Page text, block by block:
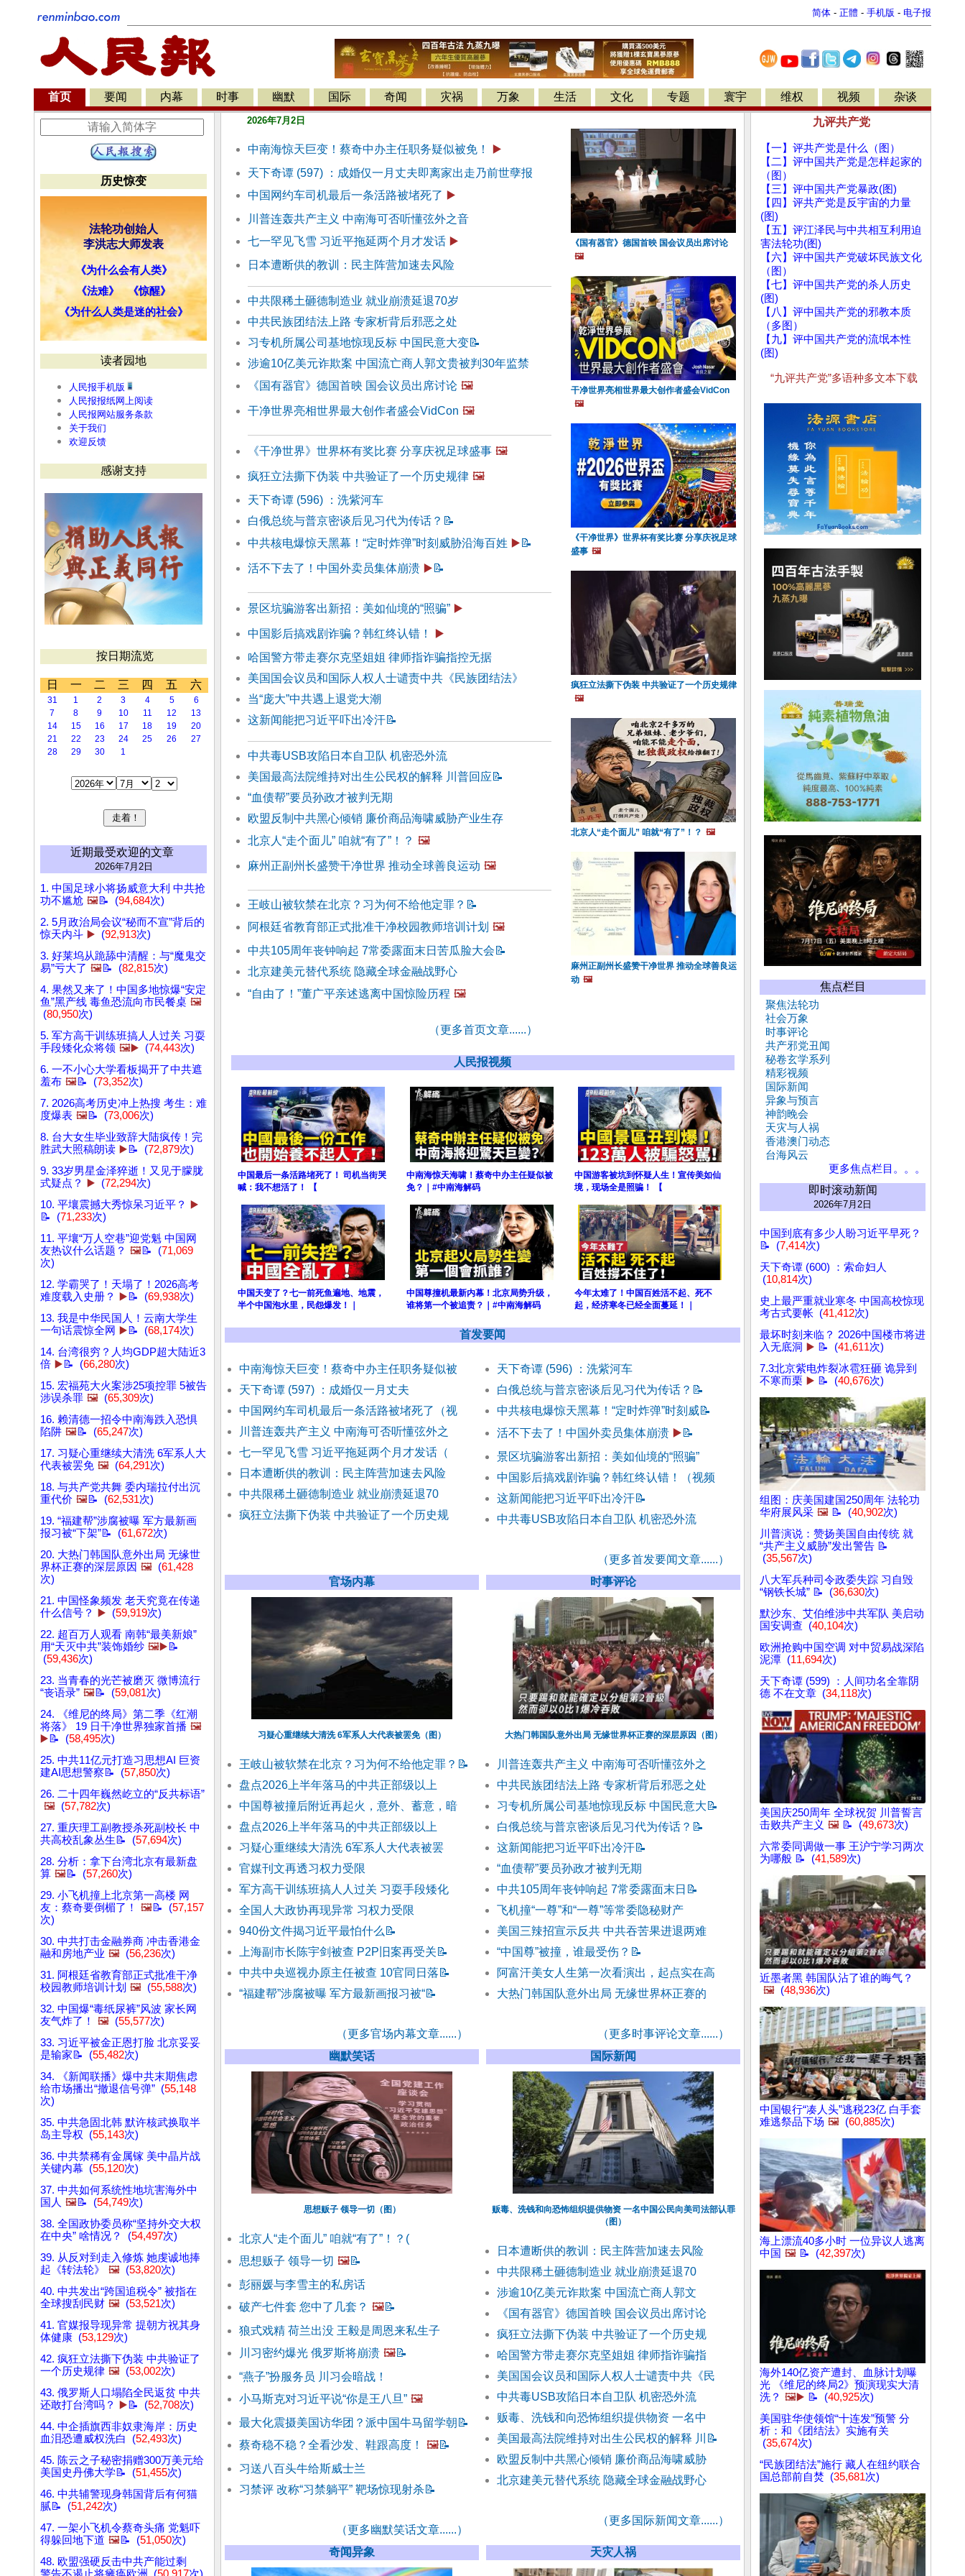
简体 - 正體 - 手机版 - 电子报
首页 要闻 内幕 时事 幽默 国际 奇闻 灾祸 万象 生活 文化 专题 寰宇 维权 视频 杂谈
历史惊变
法轮功创始人
李洪志大师发表
《为什么会有人类》
《法难》
《惊醒》
《为什么人类是迷的社会》
读者园地
人民报手机版
人民报报纸网上阅读
人民报网站服务条款
关于我们
欢迎反馈
感谢支持
按日期流览
日 一 二 三 四 五 六
31 1 2 3 4 5
6
7
8 9 10 11 12
13
14
15 16 17 18 19
20
21
22 23 24 25 26
27
28
29 30 1
近期最受欢迎的文章
2026年7月2日
1. 中国足球小将扬威意大利 中共抢
功不尴尬 🖼️📝 (94,684次)
2. 5月政治局会议“秘而不宣”背后的
惊天内斗 ▶️ (92,913次)
3. 好莱坞从跪舔中清醒：与“魔鬼交
易”亏大了 🖼️📝 (82,815次)
4. 果然又来了！中国多地惊爆“安定
鱼”黑产线 毒鱼恐流向市民餐桌 🖼️
(80,950次)
5. 军方高干训练班搞人人过关 习耍
手段矮化众将领 🖼️▶️ (74,443次)
6. 一不小心大学看板揭开了中共遮
羞布 🖼️📝 (73,352次)
7. 2026高考历史冲上热搜 考生：难
度爆表 🖼️📝 (73,006次)
8. 台大女生毕业致辞大陆疯传！完
胜武大照稿朗读 ▶️📝 (72,879次)
9. 33岁男星金泽猝逝！又见于朦胧
式疑点？
▶️ (72,294次)
10. 平壤震撼大秀惊呆习近平？
▶️
📝 (71,233次)
11. 平壤“万人空巷”迎党魁 中国网
友热议什么话题？ 🖼️📝 (71,069
次)
12. 学霸哭了！天塌了！2026高考
难度载入史册？
▶️📝 (69,938次)
13. 我是中华民国人！云南大学生
一句话震惊全网 ▶️📝 (68,174次)
14. 台湾很穷？人均GDP超大陆近3
倍 ▶️📝 (66,280次)
15. 宏福苑大火案涉25项控罪 5被告
涉误杀罪 🖼️ (65,309次)
16. 赖清德一招令中南海跌入恐惧
陷阱 🖼️📝 (65,247次)
17. 习疑心重继续大清洗 6军系人大
代表被罢免 🖼️ (64,291次)
18. 与共产党共舞 委内瑞拉付出沉
重代价 🖼️📝 (62,531次)
19. “福建帮”涉腐被曝 军方最新画
报习被“下架”📝 (61,672次)
20. 大热门韩国队意外出局 无缘世
界杯正赛的深层原因 🖼️ (61,428
次)
21. 中国怪象频发 老天究竟在传递
什么信号？
▶️ (59,919次)
22. 超百万人观看 南韩“最美新娘”
用“天灭中共”装饰婚纱 🖼️▶️📝
(59,436次)
23. 当青春的光芒被磨灭 微博流行
“丧语录” 🖼️📝 (59,081次)
24. 《维尼的终局》第二季《红潮
将落》 19 日干净世界独家首播 🖼️
▶️📝 (58,495次)
25. 中共11亿元打造习思想AI 巨资
建AI思想警察📝 (57,850次)
26. 二十四年巍然屹立的“反共标语”
🖼️ (57,782次)
27. 重庆理工副教授杀死副校长 中
共高校乱象丛生📝 (57,694次)
28. 分析：拿下台湾北京有最新盘
算 🖼️📝 (57,260次)
29. 小飞机撞上北京第一高楼 网
友：蔡奇要倒楣了！
🖼️📝 (57,157
次)
30. 中共打击金融券商 冲击香港金
融和房地产业 🖼️ (56,236次)
31. 阿根廷省教育部正式批准干净
校园教师培训计划 🖼️ (55,588次)
32. 中国爆“毒纸尿裤”风波 家长网
友气炸了！
🖼️ (55,577次)
33. 习近平被金正恩打脸 北京妥妥
是输家📝 (55,482次)
34. 《新闻联播》爆中共末期焦虑
给市场播出“撤退信号弹” (55,148
次)
35. 中共急固北韩 默许核武换取半
岛主导权 (55,143次)
36. 中共禁稀有金属镓 美中晶片战
关键内幕 (55,120次)
37. 中共如何系统性地坑害海外中
国人 🖼️📝 (54,749次)
38. 全国政协委员称“坚持外交大权
在中央” 啥情况？ (54,497次)
39. 从反对到走入修炼 她虔诚地捧
起《转法轮》
🖼️ (53,820次)
40. 中共发出“跨国追税令” 被指在
全球搜刮民财 🖼️ (53,521次)
41. 官媒报导现异常 提朝方祝其身
体健康 (53,129次)
42. 疯狂立法撕下伪装 中共验证了
一个历史规律 🖼️ (53,002次)
43. 俄罗斯人口塌陷全民返贫 中共
还敢打台湾吗？
▶️📝 (52,708次)
44. 中企插旗西非奴隶海岸：历史
血泪恐遭威权洗白 (52,493次)
45. 陈云之子秘密捐赠300万美元给
美国史丹佛大学📝 (51,455次)
46. 中共辅警现身韩国背后有何猫
腻📝 (51,242次)
47. 一架小飞机令蔡奇头痛 党魁吓
得躲回地下道 🖼️📝 (51,050次)
48. 欧盟强硬反击中共产能过剩
2026年7月2日
中南海惊天巨变！蔡奇中办主任职务疑似被免！
▶️
天下奇谭 (597) ：成婚仅一月丈夫即离家出走乃前世孽报
中国网约车司机最后一条活路被堵死了 ▶️
川普连轰共产主义 中南海可否听懂弦外之音
七一罕见飞雪 习近平拖延两个月才发话 ▶️
日本遭断供的教训：民主阵营加速去风险
中共限稀土砸德制造业 就业崩溃延退70岁
中共民族团结法上路 专家析背后邪恶之处
习专机所属公司基地惊现反标 中国民意大变📝
涉逾10亿美元诈欺案 中国流亡商人郭文贵被判30年监禁
《国有器官》德国首映 国会议员出席讨论 🖼️
干净世界亮相世界最大创作者盛会VidCon 🖼️
《干净世界》世界杯有奖比赛 分享庆祝足球盛事 🖼️
疯狂立法撕下伪装 中共验证了一个历史规律 🖼️
天下奇谭 (596) ：洗紫河车
白俄总统与普京密谈后见习代为传话？ 📝
中共核电爆惊天黑幕！“定时炸弹”时刻威胁沿海百姓 ▶️ 📝
活不下去了！中国外卖员集体崩溃 ▶️ 📝
景区坑骗游客出新招：美如仙境的“照骗” ▶️
中国影后搞戏剧诈骗？韩红终认错！
▶️
哈国警方带走赛尔克坚姐姐 律师指诈骗指控无据
美国国会议员和国际人权人士谴责中共《民族团结法》
当“庞大”中共遇上退党大潮
这新闻能把习近平吓出冷汗📝
中共毒USB攻陷日本自卫队 机密恐外流
美国最高法院维持对出生公民权的解释 川普回应 📝
“血债帮”要员孙政才被判无期
欧盟反制中共黑心倾销 廉价商品海啸威胁产业生存
北京人“走个面儿” 咱就“有了”！？ 🖼️
麻州正副州长盛赞干净世界 推动全球善良运动 🖼️
王岐山被软禁在北京？习为何不给他定罪？ 📝
阿根廷省教育部正式批准干净校园教师培训计划 🖼️
中共105周年丧钟响起 7常委露面末日苦瓜脸大会 📝
北京建美元替代系统 隐藏全球金融战野心
“自由了！”董广平亲述逃离中国惊险历程 🖼️
（更多首页文章......）
《国有器官》德国首映 国会议员出席讨论
🖼️
干净世界亮相世界最大创作者盛会VidCon
🖼️
《干净世界》世界杯有奖比赛 分享庆祝足球
盛事 🖼️
疯狂立法撕下伪装 中共验证了一个历史规律
🖼️
北京人“走个面儿” 咱就“有了”！？ 🖼️
麻州正副州长盛赞干净世界 推动全球善良运
动 🖼️
人民报视频
中国最后一条活路堵死了！ 司机当街哭
喊：我不想活了！ 【
中南海惊天海啸！蔡奇中办主任疑似被
免？｜#中南海解码
中国游客被坑到怀疑人生！宣传美如仙
境，现场全是照骗！ 【
中国天变了？七一前死鱼遍地、地震，
半个中国泡水里，民怨爆发！｜
中国尊撞机最新内幕！北京局势升级，
谁将第一个被追责？｜#中南海解码
今年太难了！中国百姓活不起、死不
起，经济寒冬已经全面蔓延！｜
首发要闻
中南海惊天巨变！蔡奇中办主任职务疑似被
天下奇谭 (597) ：成婚仅一月丈夫
中国网约车司机最后一条活路被堵死了（视
川普连轰共产主义 中南海可否听懂弦外之
七一罕见飞雪 习近平拖延两个月才发话（
日本遭断供的教训：民主阵营加速去风险
中共限稀土砸德制造业 就业崩溃延退70
疯狂立法撕下伪装 中共验证了一个历史规
天下奇谭 (596) ：洗紫河车
白俄总统与普京密谈后见习代为传话？ 📝
中共核电爆惊天黑幕！“定时炸弹”时刻威📝
活不下去了！中国外卖员集体崩溃 ▶️ 📝
景区坑骗游客出新招：美如仙境的“照骗”
中国影后搞戏剧诈骗？韩红终认错！（视频
这新闻能把习近平吓出冷汗📝
中共毒USB攻陷日本自卫队 机密恐外流
（更多首发要闻文章......）
官场内幕
习疑心重继续大清洗 6军系人大代表被罢免（图）
王岐山被软禁在北京？习为何不给他定罪？ 📝
盘点2026上半年落马的中共正部级以上
中国尊被撞后附近再起火，意外、蓄意，暗
盘点2026上半年落马的中共正部级以上
习疑心重继续大清洗 6军系人大代表被罢
官媒刊文再透习权力受限
军方高干训练班搞人人过关 习耍手段矮化
全国人大政协再现异常 习权力受限
940份文件揭习近平最怕什么 📝
上海副市长陈宇剑被查 P2P旧案再受关 📝
中共中央巡视办原主任被查 10官同日落 📝
“福建帮”涉腐被曝 军方最新画报习被“📝
（更多官场内幕文章......）
时事评论
大热门韩国队意外出局 无缘世界杯正赛的深层原因（图）
川普连轰共产主义 中南海可否听懂弦外之
中共民族团结法上路 专家析背后邪恶之处
习专机所属公司基地惊现反标 中国民意大 📝
白俄总统与普京密谈后见习代为传话？ 📝
这新闻能把习近平吓出冷汗📝
“血债帮”要员孙政才被判无期
中共105周年丧钟响起 7常委露面末日 📝
飞机撞“一尊”和“一尊”等常委隐秘财产
美国三辣招宣示反共 中共吞苦果进退两难
“中国尊”被撞，谁最受伤？ 📝
阿富汗美女人生第一次看演出，起点实在高
大热门韩国队意外出局 无缘世界杯正赛的
（更多时事评论文章......）
幽默笑话
思想贩子 领导一切（图）
北京人“走个面儿” 咱就“有了”！？(
思想贩子 领导一切 🖼️📝
彭丽媛与李雪主的私房话
破产七件套 您中了几套？ 🖼️📝
狼式戏精 荷兰出没 王毅是周恩来私生子
川习密约爆光 俄罗斯将崩溃 🖼️📝
“燕子”扮服务员 川习会暗战！
小马斯克对习近平说“你是王八旦” 🖼️
最大化震摄美国访华团？派中国牛马留学朝 📝
蔡奇稳不稳？全看沙发、鞋跟高度！
🖼️📝
习送八百头牛给斯威士兰
习禁评 改称“习禁躺平” 靶场惊现射杀📝
（更多幽默笑话文章......）
国际新闻
贩毒、洗钱和向恐怖组织提供物资 一名中国公民向美司法部认罪
（图）
日本遭断供的教训：民主阵营加速去风险
中共限稀土砸德制造业 就业崩溃延退70
涉逾10亿美元诈欺案 中国流亡商人郭文
《国有器官》德国首映 国会议员出席讨论
疯狂立法撕下伪装 中共验证了一个历史规
哈国警方带走赛尔克坚姐姐 律师指诈骗指
美国国会议员和国际人权人士谴责中共《民
中共毒USB攻陷日本自卫队 机密恐外流
贩毒、洗钱和向恐怖组织提供物资 一名中
美国最高法院维持对出生公民权的解释 川
📝
欧盟反制中共黑心倾销 廉价商品海啸威胁
北京建美元替代系统 隐藏全球金融战野心
（更多国际新闻文章......）
奇闻异象 天灾人祸
九评共产党
【一】评共产党是什么（图）
【二】评中国共产党是怎样起家的
（图）
【三】评中国共产党暴政(图)
【四】评共产党是反宇宙的力量
(图)
【五】评江泽民与中共相互利用迫
害法轮功(图)
【六】评中国共产党破坏民族文化
（图）
【七】评中国共产党的杀人历史
(图)
【八】评中国共产党的邪教本质
（多图）
【九】评中国共产党的流氓本性
(图)
“九评共产党”多语种多文本下载
焦点栏目
聚焦法轮功
社会万象
时事评论
共产邪党丑闻
秘卷玄学系列
精彩视频
国际新闻
异象与预言
神韵晚会
天灾与人祸
香港澳门动态
台海风云
更多焦点栏目。。。
即时滚动新闻
2026年7月2日
中国到底有多少人盼习近平早死？
📝 (7,414次)
天下奇谭 (600) ：索命妇人
(10,814次)
史上最严重就业寒冬 中国高校惊现
考古式要帐 (41,412次)
最坏时刻来临？ 2026中国楼市将进
入无底洞 ▶️ 📝 (41,611次)
7.3北京紫电炸裂冰雹狂砸 诡异到
不寒而栗 ▶️ 📝 (40,676次)
组图：庆美国建国250周年 法轮功
华府展风采 🖼️ 📝 (40,902次)
川普演说：赞扬美国自由传统 就
“共产主义威胁”发出警告 📝
(35,567次)
八大军兵种司令政委失踪 习自毁
“钢铁长城” 📝 (36,630次)
默沙东、艾伯维涉中共军队 美启动
国安调查 (40,104次)
欧洲抢购中国空调 对中贸易战深陷
泥潭 (11,694次)
天下奇谭 (599) ：人间功名全靠阴
德 不在文章 (34,118次)
美国庆250周年 全球祝贺 川普誓言
击败共产主义 🖼️ 📝 (49,673次)
六常委同调做一事 王沪宁学习两次
为哪般 📝 (41,589次)
近墨者黑 韩国队沾了谁的晦气？
🖼️ (48,936次)
中国银行“凑人头”逃税23亿 白手套
难逃祭品下场 🖼️ (60,885次)
海上漂流40多小时 一位异议人逃离
中国 🖼️ 📝 (42,397次)
海外140亿资产遭封、血脉计划曝
光 《维尼的终局2》预演现实大清
洗？ 🖼️▶️ 📝 (40,925次)
美国驻华使领馆“十连发”预警 分
析：和《团结法》实施有关
(35,674次)
“民族团结法”施行 藏人在纽约联合
国总部前自焚 (35,681次)